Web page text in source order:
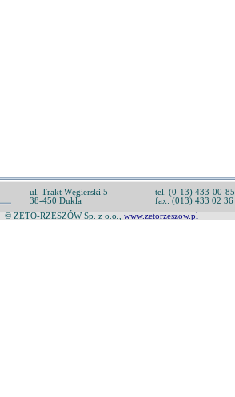
ul. Trakt Węgierski 5
38-450 Dukla
tel. (0-13) 433-00-85
fax: (013) 433 02 36
© ZETO-RZESZÓW Sp. z o.o., www.zetorzeszow.pl